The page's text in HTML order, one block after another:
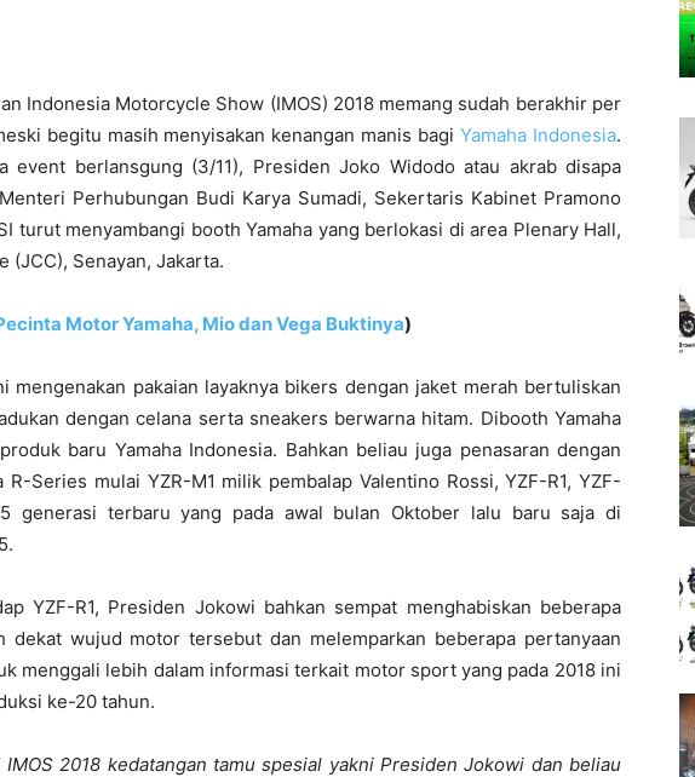
Indonesia Motorcycle Show (IMOS) 2018 memang sudah berakhir per
begitu masih menyisakan kenangan manis bagiYamaha Indonesia.
event berlansgung (3/11), Presiden Joko Widodo atau akrab disapa
Perhubungan Budi Karya Sumadi, Sekertaris Kabinet Pramono
turut menyambangi booth Yamaha yang berlokasi di area Plenary Hall,
(JCC), Senayan, Jakarta.
Motor Yamaha, Mio dan Vega Buktinya)
mengenakan pakaian layaknya bikers dengan jaket merah bertuliskan
dengan celana serta sneakers berwarna hitam. Dibooth Yamaha
baru Yamaha Indonesia. Bahkan beliau juga penasaran dengan
R-Series mulai YZR-M1 milik pembalap Valentino Rossi, YZF-R1, YZF-
generasi terbaru yang pada awal bulan Oktober lalu baru saja di
YZF-R1, Presiden Jokowi bahkan sempat menghabiskan beberapa
dekat wujud motor tersebut dan melemparkan beberapa pertanyaan
menggali lebih dalam informasi terkait motor sport yang pada 2018 ini
ke-20 tahun.
IMOS 2018 kedatangan tamu spesial yakni Presiden Jokowi dan beliau